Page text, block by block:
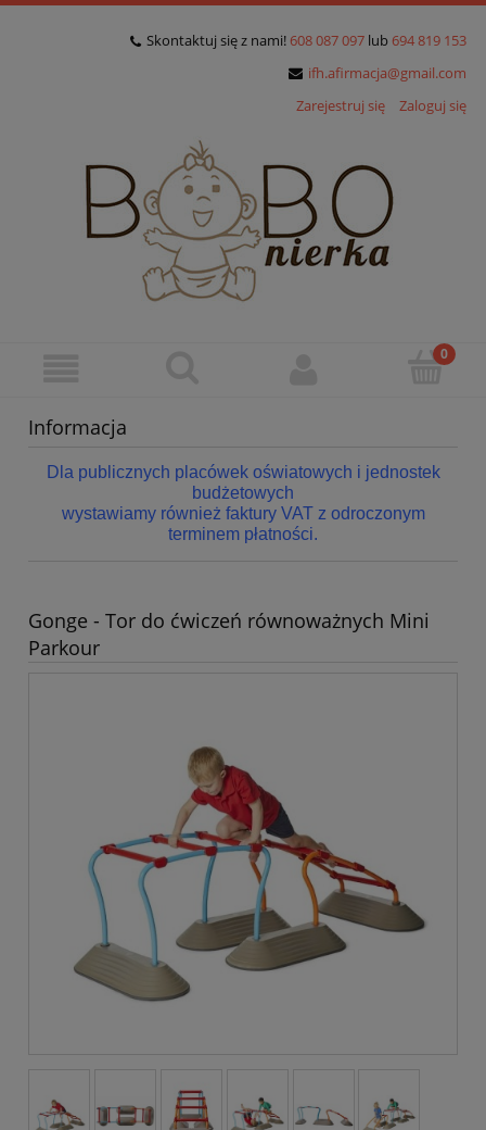
Skontaktuj się z nami! 608 087 097 lub 694 819 153
ifh.afirmacja@gmail.com
Zarejestruj się
Zaloguj się
Informacja
Dla publicznych placówek oświatowych i jednostek
budżetowych
wystawiamy również faktury VAT z odroczonym
terminem płatności.
Gonge - Tor do ćwiczeń równoważnych Mini
Parkour